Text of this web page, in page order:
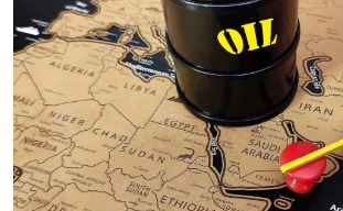
Πιάνει δουλειά ο Κυπριακός
Ανάπτυξης Επιχειρήσεων –
ενεργοποιήθηκε ο νόμος
Κόσμος
Warner Bros: "Φρένο" στα
κινηματογραφικών επιδόσεων
απουσίας του NBA